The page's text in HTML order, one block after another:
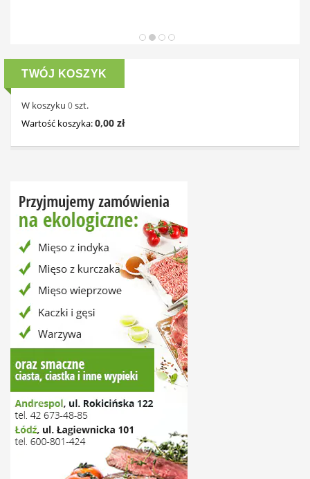
TWÓJ KOSZYK
W koszyku 0 szt.
Wartość koszyka:0,00 zł